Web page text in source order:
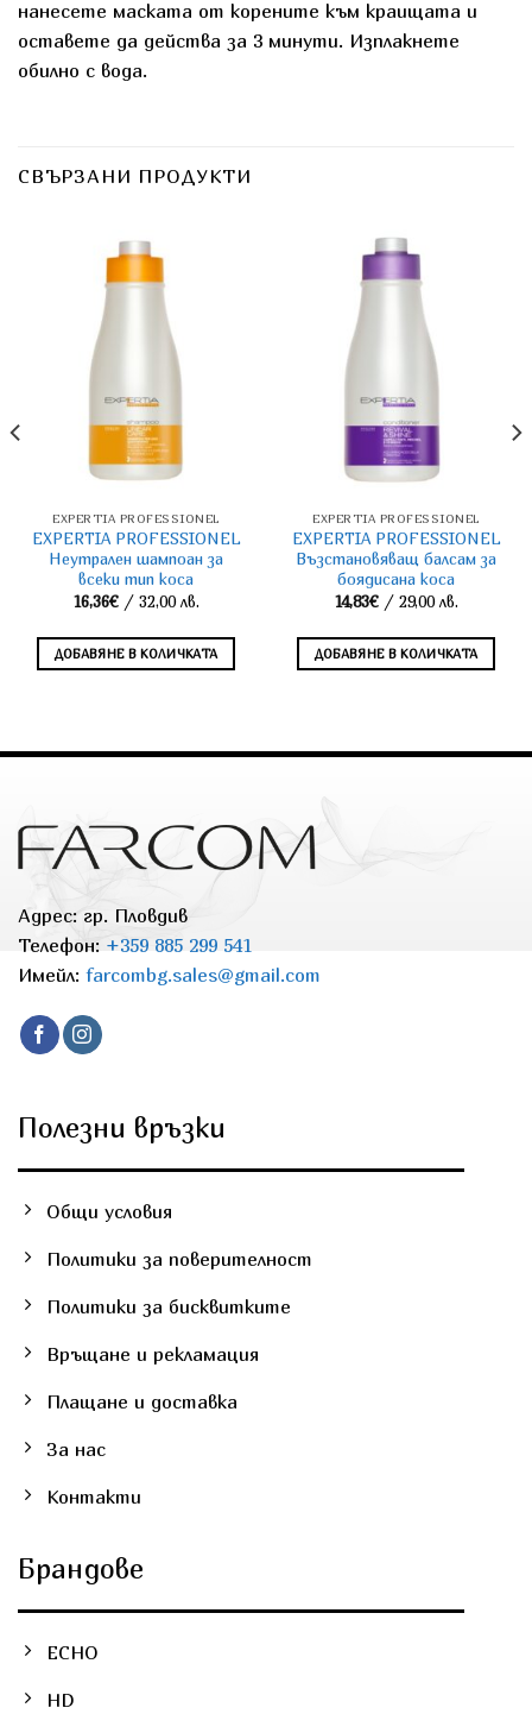
нанесете маската от корените към краищата и
оставете да действа за 3 минути. Изплакнете
обилно с вода.
СВЪРЗАНИ ПРОДУКТИ
EXPERTIA PROFESSIONЕL
EXPERTIA PROFESSIONEL
Неутрален шампоан за
всеки тип коса
16,36€ / 32,00 лв.
ДОБАВЯНЕ В КОЛИЧКАТА
EXPERTIA PROFESSIONЕL
EXPERTIA PROFESSIONEL
Възстановяващ балсам за
боядисана коса
14,83€ / 29,00 лв.
ДОБАВЯНЕ В КОЛИЧКАТА
Адрес: гр. Пловдив
Телефон: +359 885 299 541
Имейл: farcombg.sales@gmail.com
Полезни връзки
Общи условия
Политики за поверителност
Политики за бисквитките
Връщане и рекламация
Плащане и доставка
За нас
Контакти
Брандове
ECHO
HD